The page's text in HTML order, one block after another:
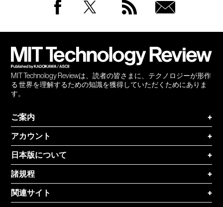
MIT Technology Reviewは、読者の皆さまに、テクノロジーが形作
る 世界を理解するための知識を獲得していただくためにありま
す。
ご案内
+
アカウント
+
日本版について
+
諸規程
+
関連サイト
+